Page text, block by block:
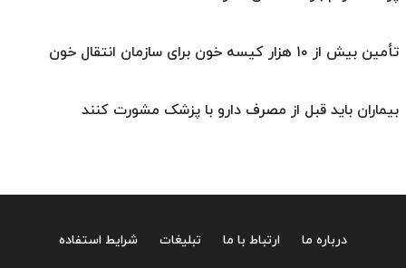
تأمین بیش از ۱۰ هزار کیسه خون برای سازمان انتقال خون
بیماران باید قبل از مصرف دارو با پزشک مشورت کنند
درباره ما ارتباط با ما تبلیغات
شرایط استفاده